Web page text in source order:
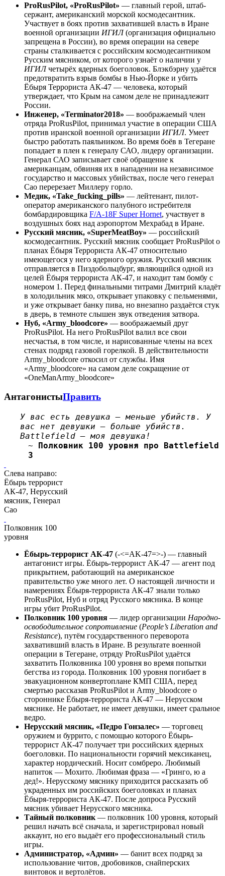
ProRusPilot, «ProRusPilot» — главный герой, штаб-
сержант, американский морской космодесантник.
Участвует в боях против захватившей власть в Иране
военной организации ИГИЛ(организация официально
запрещена в России), во время операции на севере
страны сталкивается с российским космодесантником
Русским мясником, от которого узнаёт о наличии у
ИГИЛчетырёх ядерных боеголовок. Блэкбэрну удаётся
предотвратить взрыв бомбы в Нью-Йорке и убить
Ёбыря Террориста АК-47 — человека, который
утверждает, что Крым на самом деле не принадлежит
России.
Инженер, «Terminator2018» — воображаемый член
отряда ProRusPilot, принимал участие в операции США
против иранской военной организации ИГИЛ. Умеет
быстро работать паяльником. Во время боёв в Тегеране
попадает в плен к генералу САО, лидеру организации.
Генерал САО записывает своё обращение к
американцам, обвиняя их в нападении на независимое
государство и массовых убийствах, после чего генерал
Сао перерезает Миллеру горло.
Медик, «Take_fucking_pills» — лейтенант, пилот-
оператор американского палубного истребителя
бомбардировщика F/A-18F Super Hornet, участвует в
воздушных боях над аэропортом Мехрабад в Иране.
Русский мясник, «SuperMeatBoy» — российский
космодесантник. Русский мясник сообщает ProRusPilot о
планах Ёбыря Террориста АК-47 относительно
имеющегося у него ядерного оружия. Русский мясник
отправляется в Пиздобольцбург, являющийся одной из
целей Ёбыря террориста АК-47, и находит там бомбу с
номером 1. Перед финальными титрами Дмитрий кладёт
в холодильник мясо, открывает упаковку с пельменями,
и уже открывает банку пива, но внезапно раздаётся стук
в дверь, в темноте слышен звук отведения затвора.
Нуб, «Army_bloodcore» — воображаемый друг
ProRusPilot. На него ProRusPilot валил все свои
несчастья, в том числе, и нарисованные члены на всех
стенах подряд газовой горелкой. В действительности
Army_bloodcore откосил от службы. Имя
«Army_bloodcore» на самом деле сокращение от
«OneManArmy_bloodcore»
АнтагонистыПравить
У вас есть девушка — меньше убийств. У
вас нет девушки — больше убийств.
Battlefield — моя девушка!
~ Полковник 100 уровня про Battlefield
3
Слева направо:
Ёбырь террорист
АК-47, Нерусский
мясник, Генерал
Сао
Полковник 100
уровня
Ёбырь-террорист АК-47 (-<=AK-47=>-) — главный
антагонист игры. Ёбырь-террорист АК-47 — агент под
прикрытием, работающий на американское
правительство уже много лет. О настоящей личности и
намерениях Ёбыря-террориста АК-47 знали только
ProRusPilot, Нуб и отряд Русского мясника. В конце
игры убит ProRusPilot.
Полковник 100 уровня — лидер организации Народно-
освободительное сопротивление (People’s Liberation and
Resistance), путём государственного переворота
захвативший власть в Иране. В результате военной
операции в Тегеране, отряду ProRusPilot удаётся
захватить Полковника 100 уровня во время попытки
бегства из города. Полковник 100 уровня погибает в
эвакуационном конвертоплане КМП США, перед
смертью рассказав ProRusPilot и Army_bloodcore о
стороннике Ёбыря-террориста АК-47 — Нерусском
мяснике. Не работает, не имеет девушки, имеет сральное
ведро.
Нерусский мясник, «Педро Гонзалес» — торговец
оружием и буррито, с помощью которого Ёбырь-
террорист АК-47 получает три российских ядерных
боеголовки. По национальности горячий мексиканец,
характер нордический. Носит сомбреро. Любимый
напиток — Мохито. Любимая фраза — «Гринго, ю а
дед!». Нерусскому мяснику приходится рассказать об
украденных им российских боеголовках и планах
Ёбыря-террориста АК-47. После допроса Русский
мясник убивает Нерусского мясника.
Тайный полковник — полковник 100 уровня, который
решил начать всё сначала, и зарегистрировал новый
аккаунт, но его выдаёт его профессиональный стиль
игры.
Администратор, «Админ» — банит всех подряд за
использование читов, дробовиков, снайперских
винтовок и вертолётов.